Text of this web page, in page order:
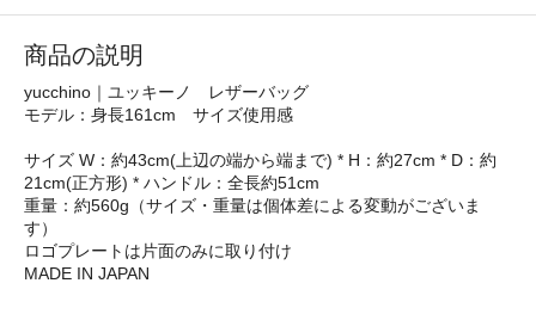
商品の説明
yucchino｜ユッキーノ レザーバッグ
モデル：身長161cm サイズ使用感
サイズ W：約43cm(上辺の端から端まで) * H：約27cm * D：約
21cm(正方形) * ハンドル：全長約51cm
重量：約560g（サイズ・重量は個体差による変動がございま
す）
ロゴプレートは片面のみに取り付け
MADE IN JAPAN